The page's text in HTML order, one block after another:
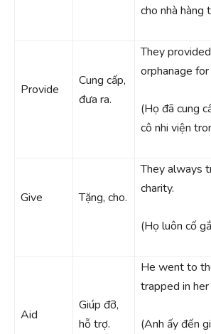
cho nhà hàng
Provide
Cung cấp,
đưa ra.
They
orphanage
(Họ đã cung
cô nhi viện
Give Tặng, cho.
They always
charity.
(Họ luôn cố
Aid
Giúp đỡ,
hỗ trợ.
He went to
trapped in her
(Anh ấy đến